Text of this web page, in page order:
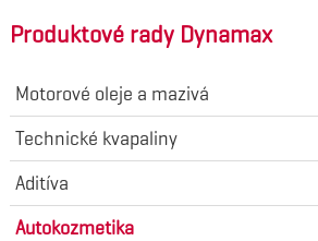
Produktové rady Dynamax
Motorové oleje a mazivá
Technické kvapaliny
Aditíva
Autokozmetika